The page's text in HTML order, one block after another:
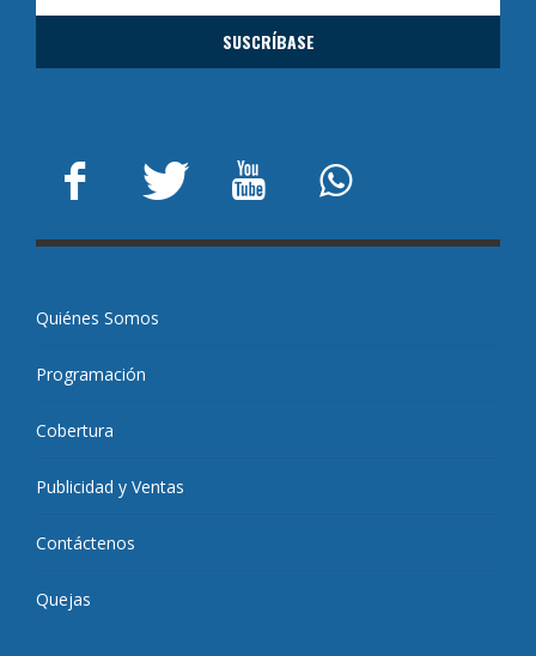
Quiénes Somos
Programación
Cobertura
Publicidad y Ventas
Contáctenos
Quejas